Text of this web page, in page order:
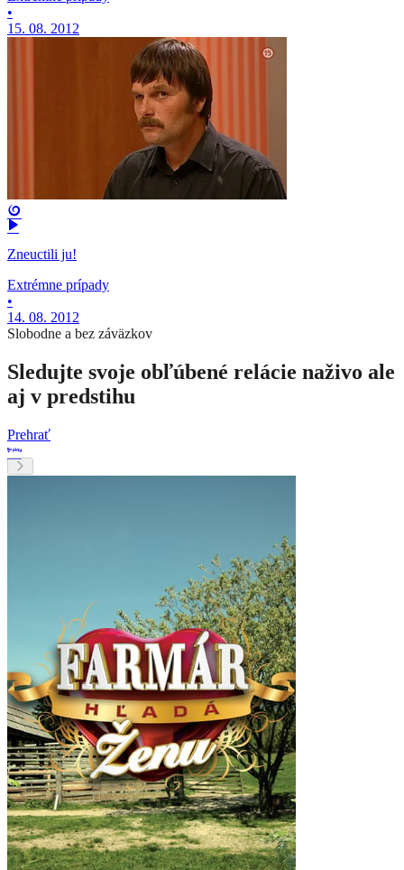
•
15. 08. 2012
Zneuctili ju!
Extrémne prípady
•
14. 08. 2012
Slobodne a bez záväzkov
Sledujte svoje obľúbené relácie naživo ale
aj v predstihu
Prehrať